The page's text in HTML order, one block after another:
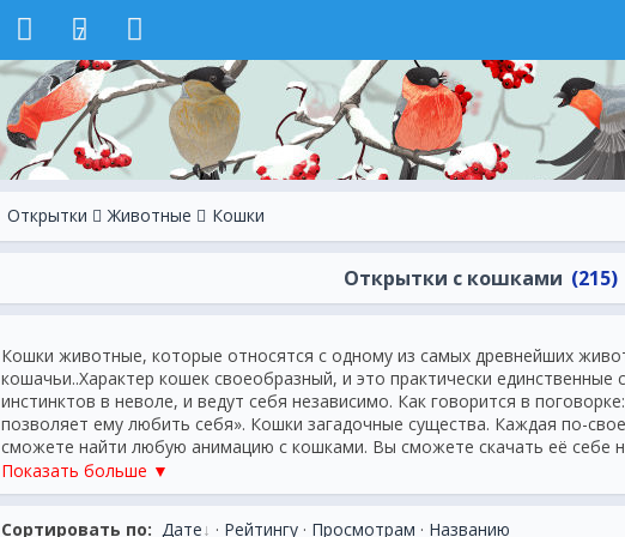
7
Открытки Животные Кошки
Открытки с кошками (215)
Кошки животные, которые относятся с одному из самых древнейших
кошачьи..Характер кошек своеобразный, и это практически
инстинктов в неволе, и ведут себя независимо. Как говорится в
позволяет ему любить себя». Кошки загадочные существа. Каждая по-
сможете найти любую анимацию с кошками. Вы сможете скачать её себе
сохранить на свой профиль в социальной сети, сайте и многих других
воспользуйтесь нашими кнопками. И да, скачайте анимацию на свой
нашем сайте предоставлена лишь уникальная анимация. Аналогов нету!
Показать больше ▼
Сортировать по: Дате · Рейтингу · Просмотрам · Названию